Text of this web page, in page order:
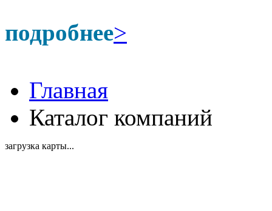
подробнее>
Главная
Каталог компаний
загрузка карты...